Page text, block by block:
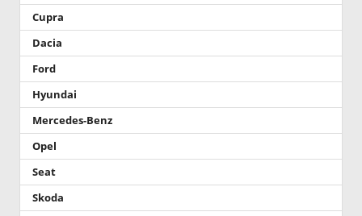
Cupra
Dacia
Ford
Hyundai
Mercedes-Benz
Opel
Seat
Skoda